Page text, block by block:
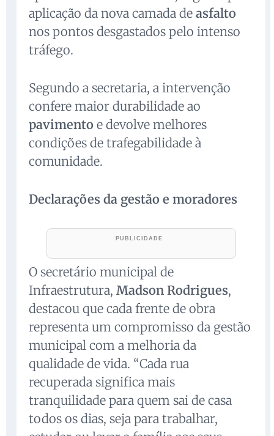
aplicação da nova camada de asfalto
nos pontos desgastados pelo intenso
tráfego.
Segundo a secretaria, a intervenção
confere maior durabilidade ao
pavimento e devolve melhores
condições de trafegabilidade à
comunidade.
Declarações da gestão e moradores
O secretário municipal de
Infraestrutura, Madson Rodrigues,
destacou que cada frente de obra
representa um compromisso da gestão
municipal com a melhoria da
qualidade de vida. “Cada rua
recuperada significa mais
tranquilidade para quem sai de casa
todos os dias, seja para trabalhar,